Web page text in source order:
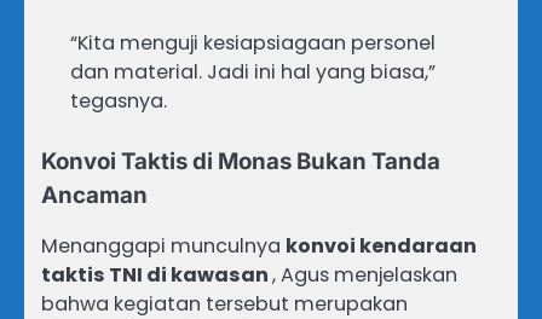
“Kita menguji kesiapsiagaan personel
dan material. Jadi ini hal yang biasa,”
tegasnya.
Konvoi Taktis di Monas Bukan Tanda
Ancaman
Menanggapi munculnya konvoi kendaraan
taktis TNI di kawasan, Agus menjelaskan
bahwa kegiatan tersebut merupakan